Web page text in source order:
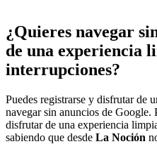
¿Quieres navegar
de una experiencia
interrupciones?
Puedes registrarse y disfrutar de
navegar sin anuncios de Google.
disfrutar de una experiencia
sabiendo que desde La Noción